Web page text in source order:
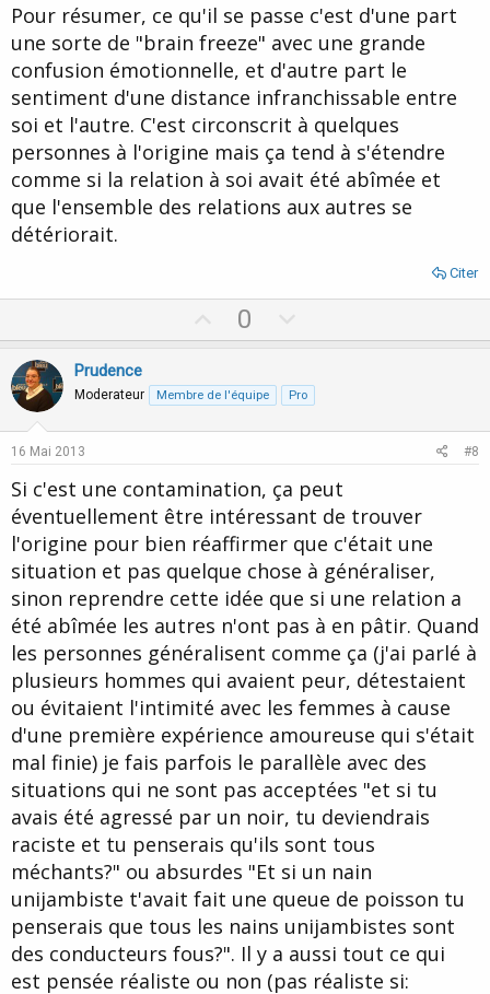
Pour résumer, ce qu'il se passe c'est d'une part
une sorte de "brain freeze" avec une grande
confusion émotionnelle, et d'autre part le
sentiment d'une distance infranchissable entre
soi et l'autre. C'est circonscrit à quelques
personnes à l'origine mais ça tend à s'étendre
comme si la relation à soi avait été abîmée et
que l'ensemble des relations aux autres se
détériorait.
Citer
p
o
t
0
o
n
v
e
Prudence
Moderateur Membre de l'équipe Pro
16 Mai 2013 #8
Si c'est une contamination, ça peut
éventuellement être intéressant de trouver
l'origine pour bien réaffirmer que c'était une
situation et pas quelque chose à généraliser,
sinon reprendre cette idée que si une relation a
été abîmée les autres n'ont pas à en pâtir. Quand
les personnes généralisent comme ça (j'ai parlé à
plusieurs hommes qui avaient peur, détestaient
ou évitaient l'intimité avec les femmes à cause
d'une première expérience amoureuse qui s'était
mal finie) je fais parfois le parallèle avec des
situations qui ne sont pas acceptées "et si tu
avais été agressé par un noir, tu deviendrais
raciste et tu penserais qu'ils sont tous
méchants?" ou absurdes "Et si un nain
unijambiste t'avait fait une queue de poisson tu
penserais que tous les nains unijambistes sont
des conducteurs fous?". Il y a aussi tout ce qui
est pensée réaliste ou non (pas réaliste si: